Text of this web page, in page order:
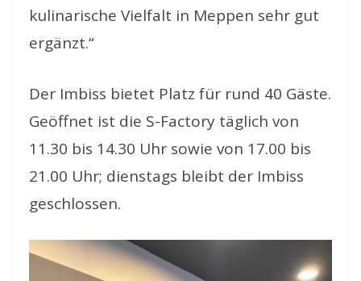
kulinarische Vielfalt in Meppen sehr gut
ergänzt.“
Der Imbiss bietet Platz für rund 40 Gäste.
Geöffnet ist die S-Factory täglich von
11.30 bis 14.30 Uhr sowie von 17.00 bis
21.00 Uhr; dienstags bleibt der Imbiss
geschlossen.